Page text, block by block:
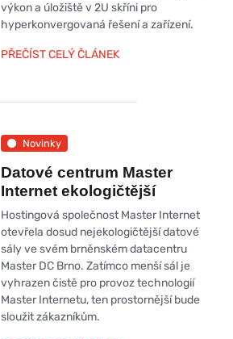
výkon a úložiště v 2U skříni pro
hyperkonvergovaná řešení a zařízení.
PŘEČÍST CELÝ ČLÁNEK
Novinky
Datové centrum Master
Internet ekologičtější
Hostingová společnost Master Internet
otevřela dosud nejekologičtější datové
sály ve svém brněnském datacentru
Master DC Brno. Zatímco menší sál je
vyhrazen čistě pro provoz technologií
Master Internetu, ten prostornější bude
sloužit zákazníkům.